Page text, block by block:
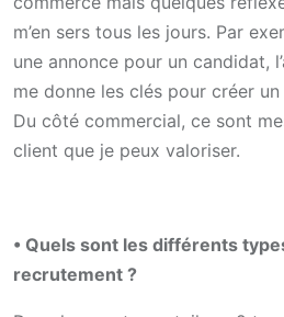
m’en sers tous les jours. Par
une annonce pour un candidat,
me donne les clés pour créer
Du côté commercial, ce sont
client que je peux valoriser.
• Quels sont les différents
recrutement ?